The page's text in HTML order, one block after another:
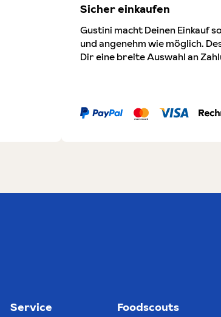
Sicher einkaufen
Gustini macht Deinen Einkauf
und angenehm wie möglich.
Dir eine breite Auswahl an
Service
Foodscouts